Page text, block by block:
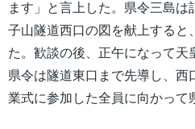
ます」と言上した。県令三島は
子山隧道西口の図を献上すると
た。歓談の後、正午になって天
県令は隧道東口まで先導し、西
業式に参加した全員に向かって